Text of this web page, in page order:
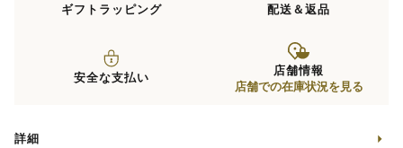
ギフトラッピング 配送＆返品
安全な支払い 店舗情報
店舗での在庫状況を見る
詳細